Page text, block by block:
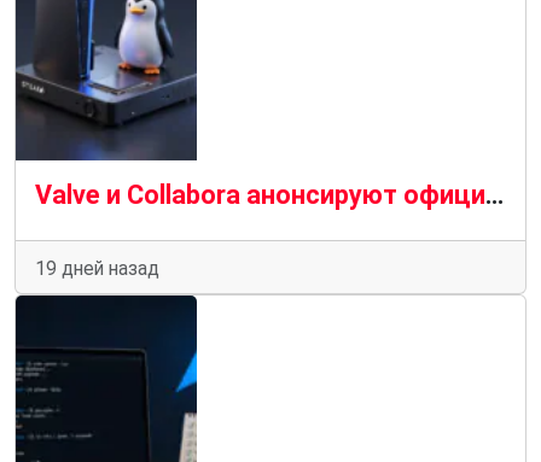
Valve и Collabora анонсируют официальный порт Arch Linux ARM64 для Steam Frame
19 дней назад